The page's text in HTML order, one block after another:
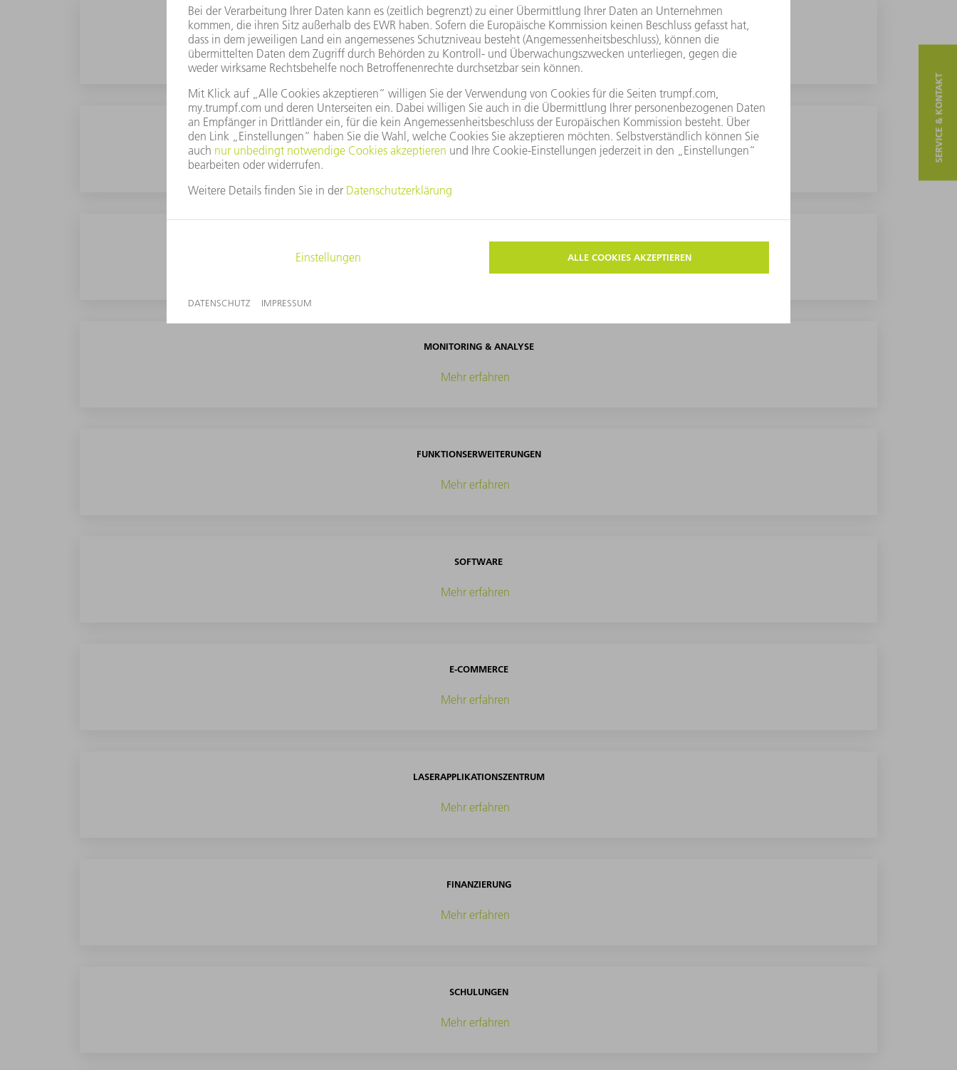
ERSATZTEILE
Mehr erfahren
WERKZEUGE
MONITORING & ANALYSE
Mehr erfahren
FUNKTIONSERWEITERUNGEN
Mehr erfahren
SOFTWARE
Mehr erfahren
E-COMMERCE
Mehr erfahren
LASERAPPLIKATIONSZENTRUM
Mehr erfahren
FINANZIERUNG
Mehr erfahren
SCHULUNGEN
Mehr erfahren
SERVICE & KONTAKT